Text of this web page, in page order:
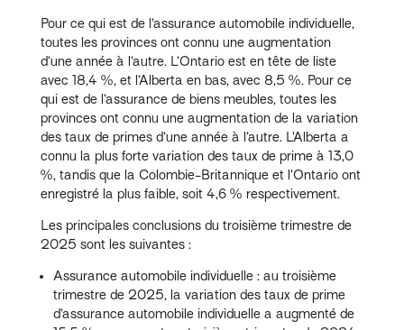
Pour ce qui est de l’assurance automobile individuelle,
toutes les provinces ont connu une augmentation
d’une année à l’autre. L’Ontario est en tête de liste
avec 18,4 %, et l’Alberta en bas, avec 8,5 %. Pour ce
qui est de l’assurance de biens meubles, toutes les
provinces ont connu une augmentation de la variation
des taux de primes d’une année à l’autre. L’Alberta a
connu la plus forte variation des taux de prime à 13,0
%, tandis que la Colombie-Britannique et l’Ontario ont
enregistré la plus faible, soit 4,6 % respectivement.
Les principales conclusions du troisième trimestre de
2025 sont les suivantes :
Assurance automobile individuelle : au troisième
trimestre de 2025, la variation des taux de prime
d’assurance automobile individuelle a augmenté de